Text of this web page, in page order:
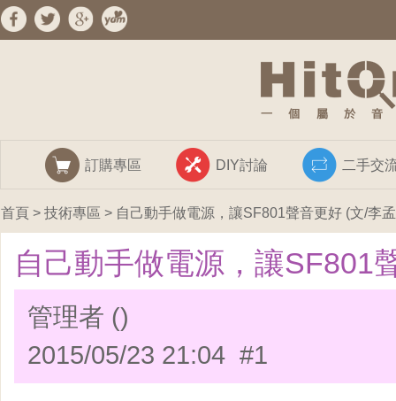
訂購專區 DIY討論 二手交
首頁 > 技術專區 > 自己動手做電源，讓SF801聲音更好 (文/李
自己動手做電源，讓SF801
管理者 ()
2015/05/23 21:04 #1